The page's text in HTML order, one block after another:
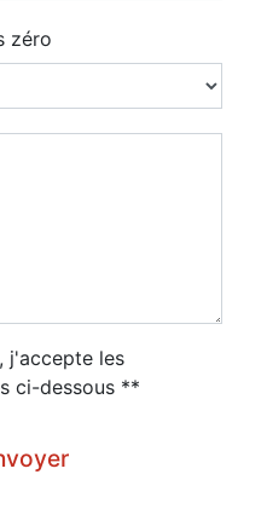
zéro
j'accepte les
ci-dessous **